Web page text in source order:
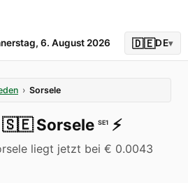
6. August 2026 🇩🇪DE▾
› Sorsele
🇸🇪 Sorsele SE1 ⚡️
liegt jetzt bei € 0.0043